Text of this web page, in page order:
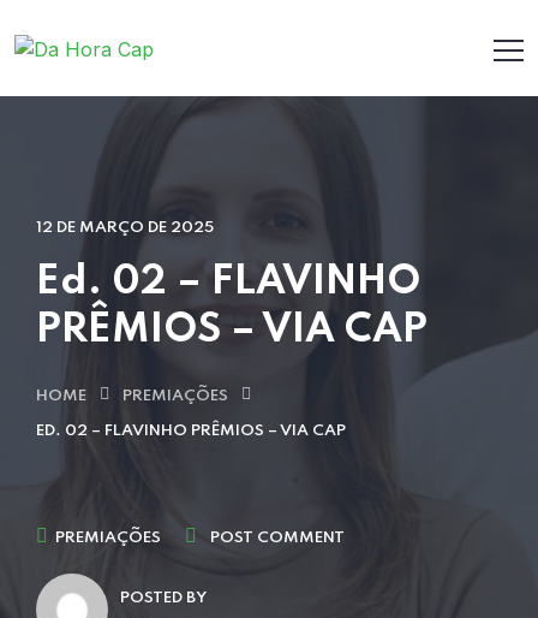
12 DE MARÇO DE 2025
Ed. 02 – FLAVINHO
PRÊMIOS – VIA CAP
HOME PREMIAÇÕES
ED. 02 – FLAVINHO PRÊMIOS – VIA CAP
PREMIAÇÕES POST COMMENT
POSTED BY